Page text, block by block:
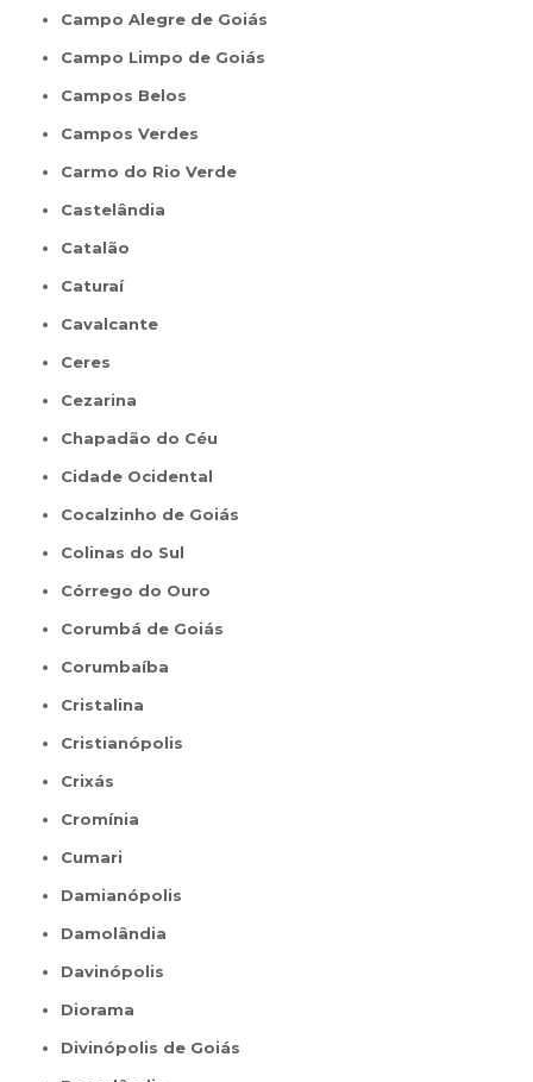
Campo Alegre de Goiás
Campo Limpo de Goiás
Campos Belos
Campos Verdes
Carmo do Rio Verde
Castelândia
Catalão
Caturaí
Cavalcante
Ceres
Cezarina
Chapadão do Céu
Cidade Ocidental
Cocalzinho de Goiás
Colinas do Sul
Córrego do Ouro
Corumbá de Goiás
Corumbaíba
Cristalina
Cristianópolis
Crixás
Cromínia
Cumari
Damianópolis
Damolândia
Davinópolis
Diorama
Divinópolis de Goiás